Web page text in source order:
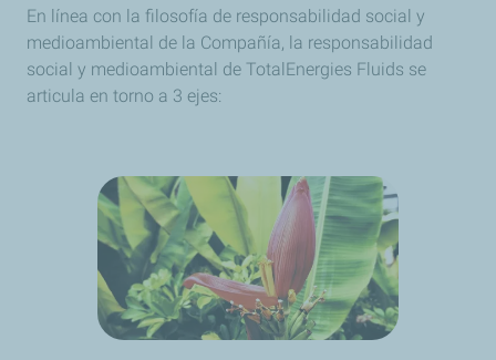
En línea con la filosofía de responsabilidad social y
medioambiental de la Compañía, la responsabilidad
social y medioambiental de TotalEnergies Fluids se
articula en torno a 3 ejes: